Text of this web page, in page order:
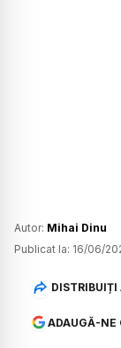
Autor: Mihai Dinu
Publicat la: 16/06/
DISTRIBUIȚI
ADAUGĂ-NE